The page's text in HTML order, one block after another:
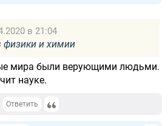
в 21:04
физики и химии
мира были верующими людьми.
науке.
Ответить